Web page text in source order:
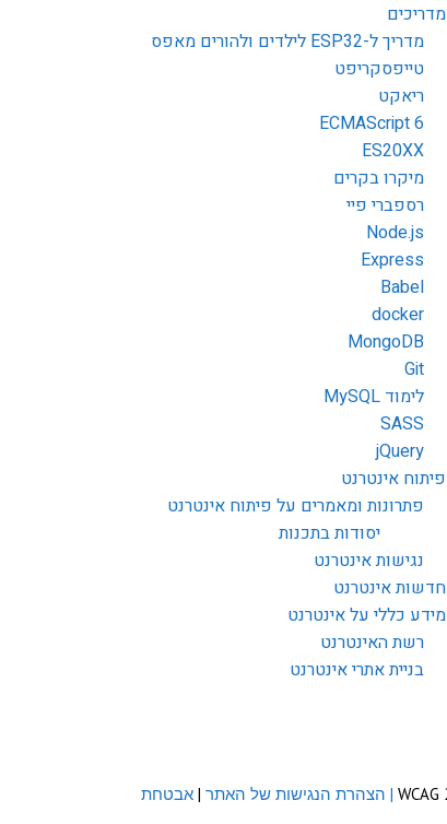
מדריכים
מדריך ל-ESP32 לילדים ולהורים מאפס
טייפסקריפט
ריאקט
ECMAScript 6
ES20XX
מיקרו בקרים
רספברי פיי
Node.js
Express
Babel
docker
MongoDB
Git
לימוד MySQL
SASS
jQuery
פיתוח אינטרנט
פתרונות ומאמרים על פיתוח אינטרנט
יסודות בתכנות
נגישות אינטרנט
חדשות אינטרנט
מידע כללי על אינטרנט
רשת האינטרנט
בניית אתרי אינטרנט
| הצהרת הנגישות של האתר | אבטחת